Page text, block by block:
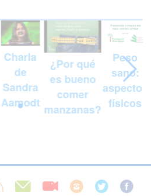
Charla
de
Sandra
Aamodt
¿Por qué
es bueno
comer
manzanas?
Peso
sano:
aspectos
físicos